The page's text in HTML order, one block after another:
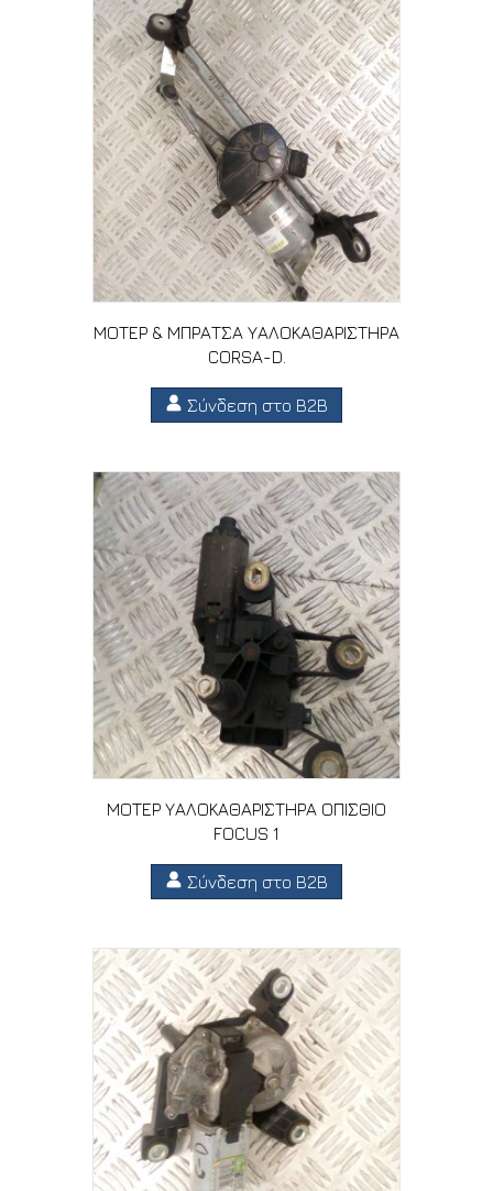
ΜΟΤΕΡ & ΜΠΡΑΤΣΑ ΥΑΛΟΚΑΘΑΡΙΣΤΗΡΑ
CORSA-D.
Σύνδεση στο B2B
ΜΟΤΕΡ ΥΑΛΟΚΑΘΑΡΙΣΤΗΡΑ ΟΠΙΣΘΙΟ
FOCUS 1
Σύνδεση στο B2B